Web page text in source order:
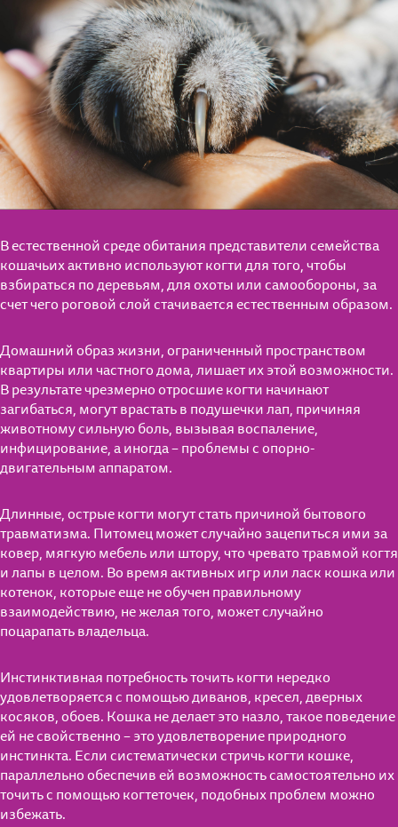
В естественной среде обитания представители семейства
кошачьих активно используют когти для того, чтобы
взбираться по деревьям, для охоты или самообороны, за
счет чего роговой слой стачивается естественным образом.
Домашний образ жизни, ограниченный пространством
квартиры или частного дома, лишает их этой возможности.
В результате чрезмерно отросшие когти начинают
загибаться, могут врастать в подушечки лап, причиняя
животному сильную боль, вызывая воспаление,
инфицирование, а иногда – проблемы с опорно-
двигательным аппаратом.
Длинные, острые когти могут стать причиной бытового
травматизма. Питомец может случайно зацепиться ими за
ковер, мягкую мебель или штору, что чревато травмой когтя
и лапы в целом. Во время активных игр или ласк кошка или
котенок, которые еще не обучен правильному
взаимодействию, не желая того, может случайно
поцарапать владельца.
Инстинктивная потребность точить когти нередко
удовлетворяется с помощью диванов, кресел, дверных
косяков, обоев. Кошка не делает это назло, такое поведение
ей не свойственно – это удовлетворение природного
инстинкта. Если систематически стричь когти кошке,
параллельно обеспечив ей возможность самостоятельно их
точить с помощью когтеточек, подобных проблем можно
избежать.